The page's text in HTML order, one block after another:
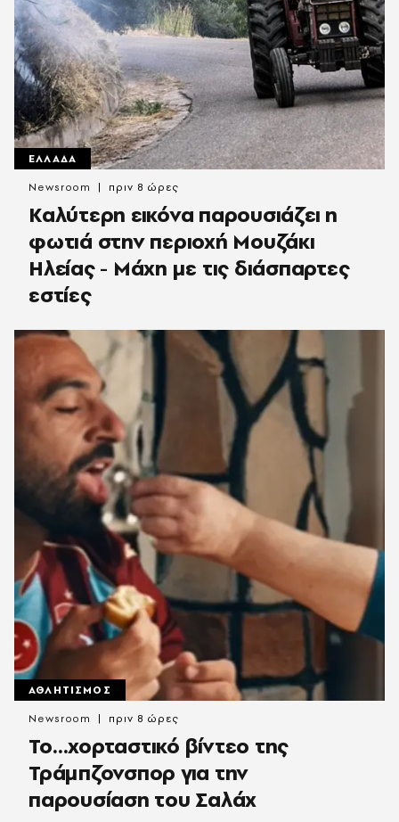
ΕΛΛΑΔΑ
Καλύτερη εικόνα παρουσιάζει η
φωτιά στην περιοχή Μουζάκι
Ηλείας - Μάχη με τις διάσπαρτες
εστίες
Newsroom πριν 8 ώρες
ΑΘΛΗΤΙΣΜΟΣ
Το…χορταστικό βίντεο της
Τράμπζονσπορ για την
παρουσίαση του Σαλάχ
Newsroom πριν 8 ώρες